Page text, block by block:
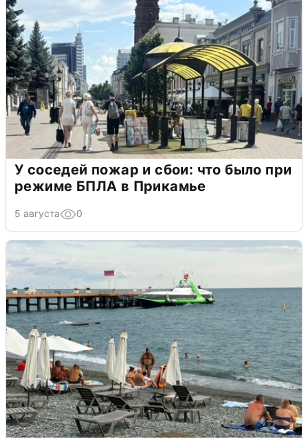
У соседей пожар и сбои: что было при
режиме БПЛА в Прикамье
5 августа 0